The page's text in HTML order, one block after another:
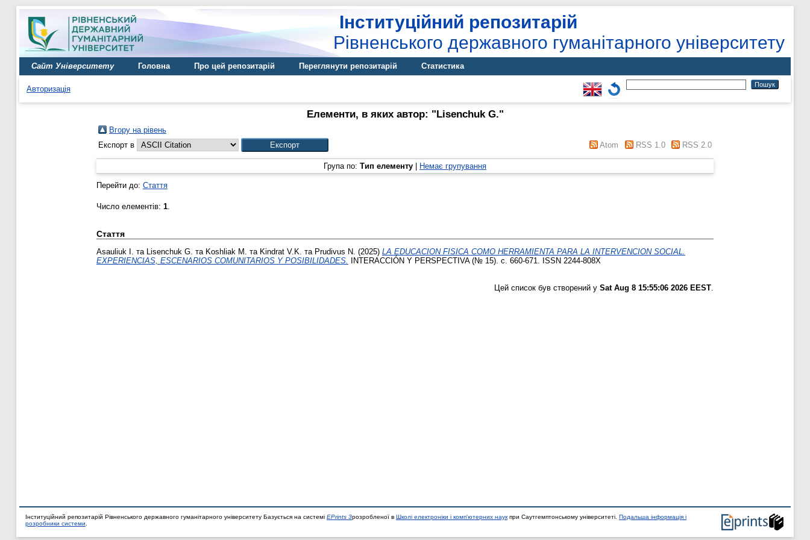
Інституційний репозитарій
Рівненського державного гуманітарного університету
Сайт Університету Головна Про цей репозитарій Переглянути репозитарій Статистика
Авторизація
Елементи, в яких автор: "Lisenchuk G."
Вгору на рівень
Експорт в
Atom RSS 1.0 RSS 2.0
Група по: Тип елементу Немає групування
Перейти до: Стаття
Число елементів: 1.
Стаття
Asauliuk I. та Lisenchuk G. та Koshliak M. та Kindrat V.K. та Prudivus N. (2025) LA EDUCACION FISICA COMO HERRAMIENTA PARA LA INTERVENCION SOCIAL.
EXPERIENCIAS, ESCENARIOS COMUNITARIOS Y POSIBILIDADES.
INTERACCIÓN Y PERSPECTIVA (№ 15). с. 660-671. ISSN 2244-808X
Цей список був створений у Sat Aug 8 15:55:06 2026 EEST
Інституційний репозитарій Рівненського державного гуманітарного університету Базується на системі EPrints 3розробленої в Школі електроніки і комп'ютерних наук при Саутгемптонському університеті. Подальша інформація і
розробники системи